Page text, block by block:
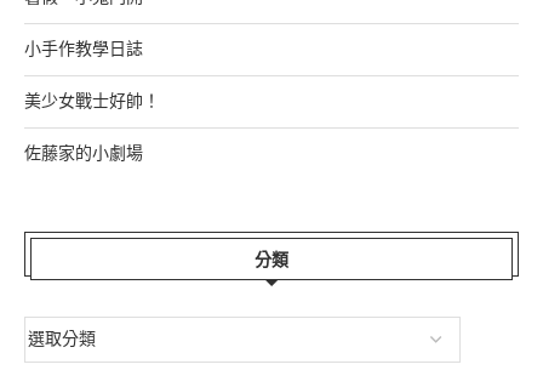
小手作教學日誌
美少女戰士好帥！
佐藤家的小劇場
分類